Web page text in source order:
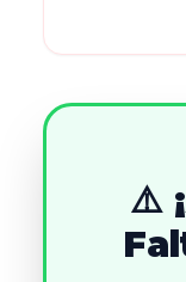
⚠️